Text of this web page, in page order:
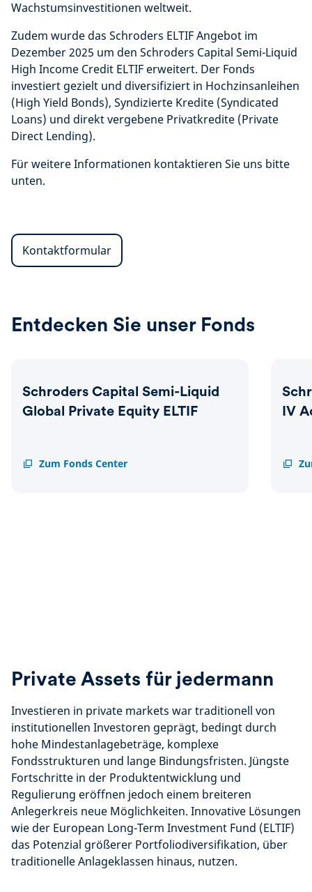
Wachstumsinvestitionen weltweit.
Zudem wurde das Schroders ELTIF Angebot im
Dezember 2025 um den Schroders Capital Semi-Liquid
High Income Credit ELTIF erweitert. Der Fonds
investiert gezielt und diversifiziert in Hochzinsanleihen
(High Yield Bonds), Syndizierte Kredite (Syndicated
Loans) und direkt vergebene Privatkredite (Private
Direct Lending).
Für weitere Informationen kontaktieren Sie uns bitte
unten.
Kontaktformular
Entdecken Sie unser Fonds
Schroders Capital Semi-Liquid
Global Private Equity ELTIF
Zum Fonds Center
Schroders
IV
Private Assets für jedermann
Investieren in private markets war traditionell von
institutionellen Investoren geprägt, bedingt durch
hohe Mindestanlagebeträge, komplexe
Fondsstrukturen und lange Bindungsfristen. Jüngste
Fortschritte in der Produktentwicklung und
Regulierung eröffnen jedoch einem breiteren
Anlegerkreis neue Möglichkeiten. Innovative Lösungen
wie der European Long-Term Investment Fund (ELTIF)
das Potenzial größerer Portfoliodiversifikation, über
traditionelle Anlageklassen hinaus, nutzen.